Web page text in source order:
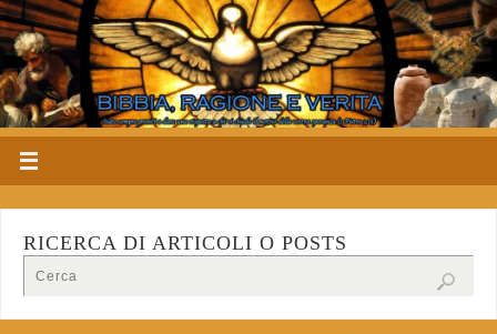
RICERCA DI ARTICOLI O POSTS